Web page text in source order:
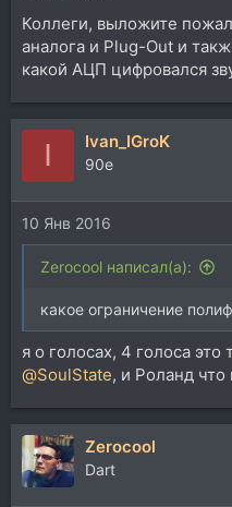
Коллеги, выложите
аналога и Plug-Out и
какой АЦП цифровался
I Ivan_IGroK
90e
10 Янв 2016
Zerocool написал(а):
какое ограничение
я о голосах, 4 голоса
@SoulState, и Роланд что
Zerocool
Dart